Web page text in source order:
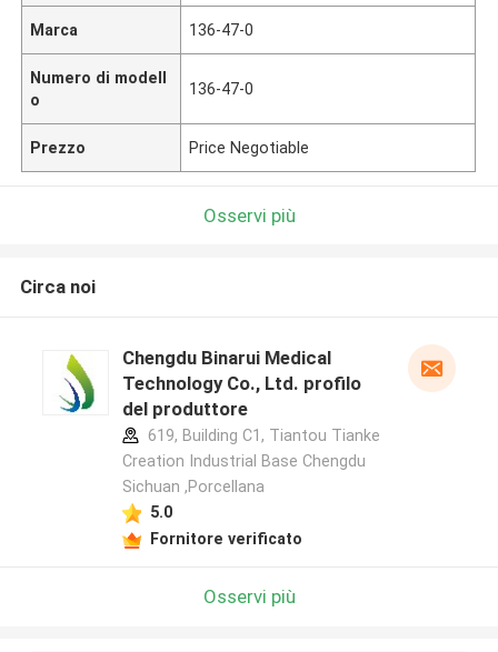
Marca 136-47-0
Numero di modell
o
136-47-0
Prezzo Price Negotiable
Osservi più
Circa noi
Chengdu Binarui Medical
Technology Co., Ltd. profilo
del produttore
619, Building C1, Tiantou Tianke
Creation Industrial Base Chengdu
Sichuan ,Porcellana
5.0
Fornitore verificato
Osservi più